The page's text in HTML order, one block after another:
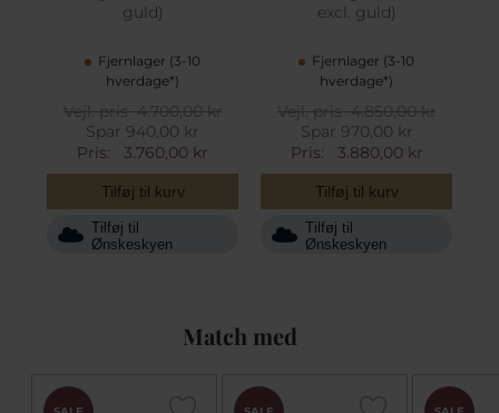
guld)
Fjernlager (3-10
hverdage*)
Vejl. pris4.700,00 kr
Spar 940,00 kr
Pris:
3.760,00 kr
Tilføj til kurv
Tilføj til
Ønskeskyen
excl. guld)
Fjernlager (3-10
hverdage*)
Vejl. pris4.850,00 kr
Spar 970,00 kr
Pris:
3.880,00 kr
Tilføj til kurv
Tilføj til
Ønskeskyen
Match med